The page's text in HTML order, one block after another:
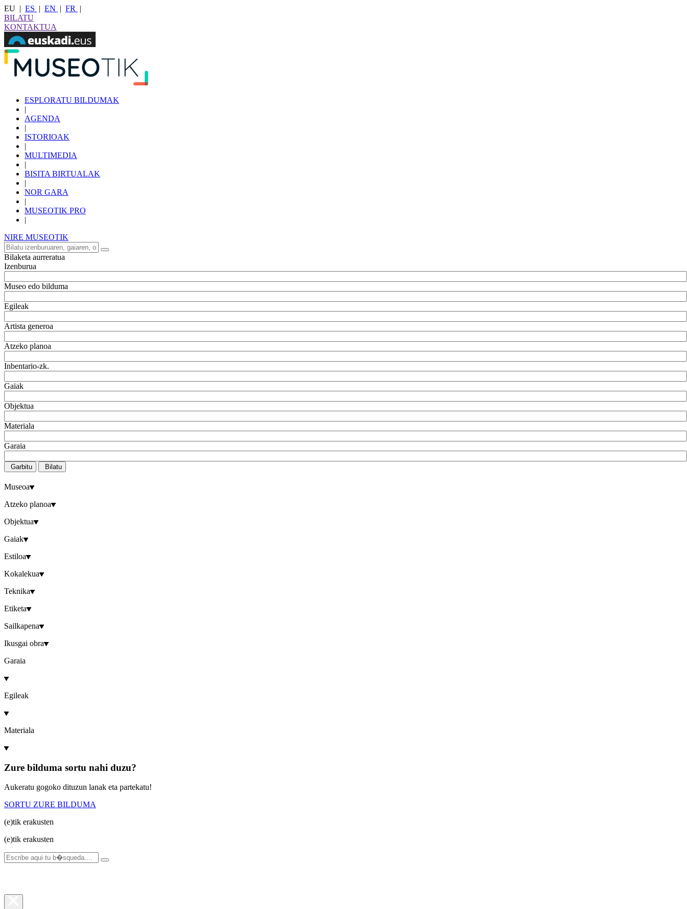
EU | ES | EN | FR
|
BILATU
KONTAKTUA
ESPLORATU BILDUMAK
|
AGENDA
|
ISTORIOAK
|
MULTIMEDIA
|
BISITA BIRTUALAK
|
NOR GARA
|
MUSEOTIK PRO
|
NIRE MUSEOTIK
Bilaketa aurreratua
Izenburua
Museo edo bilduma
Egileak
Artista generoa
Atzeko planoa
Inbentario-zk.
Gaiak
Objektua
Materiala
Garaia
Garbitu Bilatu
Museoa
Atzeko planoa
Objektua
Gaiak
Estiloa
Kokalekua
Teknika
Etiketa
Sailkapena
Ikusgai obra
Garaia
Egileak
Materiala
Zure bilduma sortu nahi duzu?
Aukeratu gogoko dituzun lanak eta partekatu!
SORTU ZURE BILDUMA
(e)tik erakusten
(e)tik erakusten